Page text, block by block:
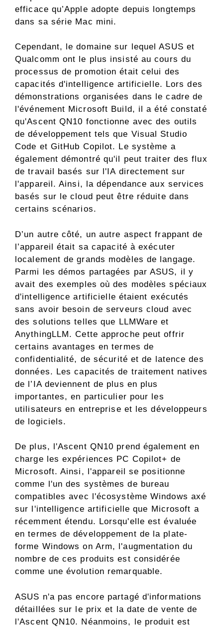
efficace qu’Apple adopte depuis longtemps
dans sa série Mac mini.
Cependant, le domaine sur lequel ASUS et
Qualcomm ont le plus insisté au cours du
processus de promotion était celui des
capacités d'intelligence artificielle. Lors des
démonstrations organisées dans le cadre de
l'événement Microsoft Build, il a été constaté
qu'Ascent QN10 fonctionne avec des outils
de développement tels que Visual Studio
Code et GitHub Copilot. Le système a
également démontré qu'il peut traiter des flux
de travail basés sur l'IA directement sur
l'appareil. Ainsi, la dépendance aux services
basés sur le cloud peut être réduite dans
certains scénarios.
D’un autre côté, un autre aspect frappant de
l’appareil était sa capacité à exécuter
localement de grands modèles de langage.
Parmi les démos partagées par ASUS, il y
avait des exemples où des modèles spéciaux
d'intelligence artificielle étaient exécutés
sans avoir besoin de serveurs cloud avec
des solutions telles que LLMWare et
AnythingLLM. Cette approche peut offrir
certains avantages en termes de
confidentialité, de sécurité et de latence des
données. Les capacités de traitement natives
de l’IA deviennent de plus en plus
importantes, en particulier pour les
utilisateurs en entreprise et les développeurs
de logiciels.
De plus, l'Ascent QN10 prend également en
charge les expériences PC Copilot+ de
Microsoft. Ainsi, l'appareil se positionne
comme l'un des systèmes de bureau
compatibles avec l'écosystème Windows axé
sur l'intelligence artificielle que Microsoft a
récemment étendu. Lorsqu'elle est évaluée
en termes de développement de la plate-
forme Windows on Arm, l'augmentation du
nombre de ces produits est considérée
comme une évolution remarquable.
ASUS n'a pas encore partagé d'informations
détaillées sur le prix et la date de vente de
l'Ascent QN10. Néanmoins, le produit est